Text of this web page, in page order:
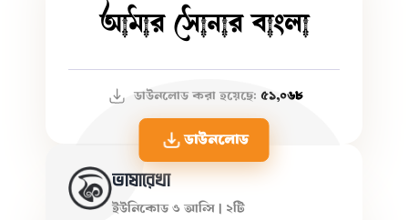
আমার সোনার বাংলা
ডাউনলোড করা হয়েছে: ৫১,০৬৮
ডাউনলোড
ভাষারেখা
ইউনিকোড ও আন্সি | ২টি